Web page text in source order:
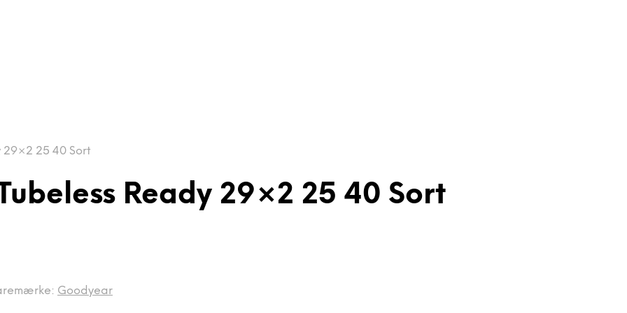
29×2 25 40 Sort
Ready 29×2 25 40 Sort
Goodyear